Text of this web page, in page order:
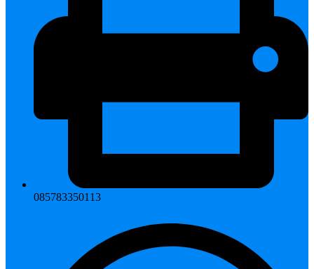
085783350113